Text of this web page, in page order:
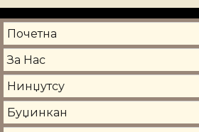
Почетна
За Нас
Нинџутсу
Буџинкан